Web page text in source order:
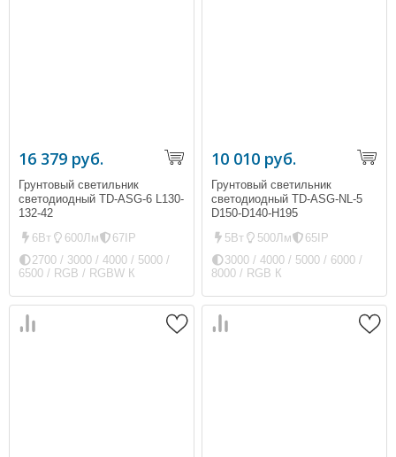
16 379 руб.
Грунтовый светильник
светодиодный TD-ASG-6 L130-
132-42
6Вт
600Лм
67IP
2700 / 3000 / 4000 / 5000 /
6500 / RGB / RGBW К
10 010 руб.
Грунтовый светильник
светодиодный TD-ASG-NL-5
D150-D140-H195
5Вт
500Лм
65IP
3000 / 4000 / 5000 / 6000 /
8000 / RGB К